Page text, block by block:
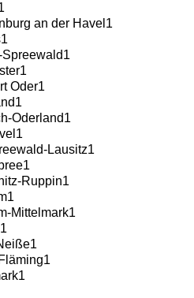
an der Havel 1
1
Spreewald1
1
Oder1
1
Oderland1
1
Lausitz1
1
Ruppin1
1
Mittelmark1
1
1
1
1